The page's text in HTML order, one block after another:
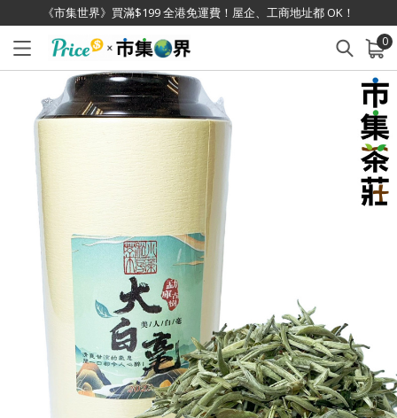
《市集世界》買滿$199 全港免運費！屋企、工商地址都 OK！
0
已加入購物車 查看